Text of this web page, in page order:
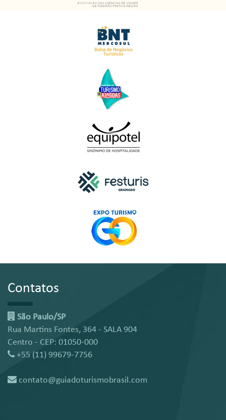
Contatos
São Paulo/SP
Rua Martins Fontes, 364 - SALA 904
Centro - CEP: 01050-000
+55 (11) 99679-7756
contato@guiadoturismobrasil.com